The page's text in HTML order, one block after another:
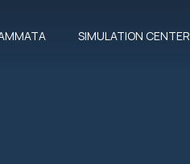
SIMULATION CENTER